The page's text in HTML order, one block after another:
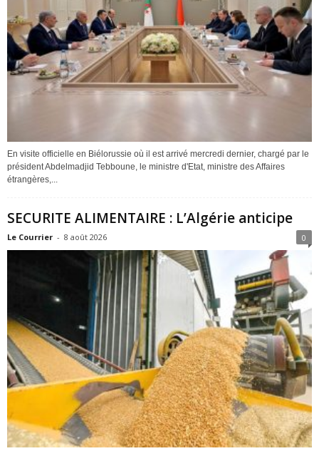
En visite officielle en Biélorussie où il est arrivé mercredi dernier, chargé par le
président Abdelmadjid Tebboune, le ministre d'Etat, ministre des Affaires
étrangères,...
SECURITE ALIMENTAIRE : L’Algérie anticipe
Le Courrier - 8 août 2026 0